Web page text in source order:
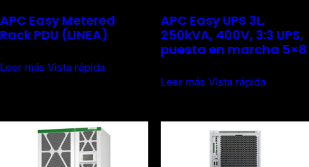
APC Easy Metered
Rack PDU (LINEA)
Leer más Vista rápida
APC Easy UPS 3L,
250kVA, 400V, 3:3 UPS,
puesta en marcha 5×8
Leer más Vista rápida